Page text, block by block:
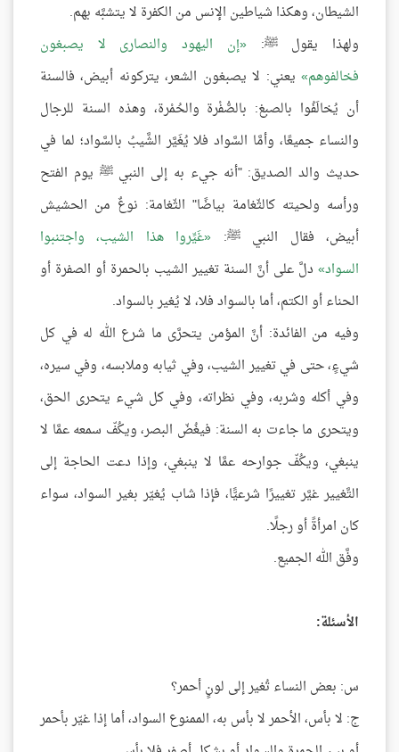
الشيطان، وهكذا شياطين الإنس من الكفرة لا يتشبَّه بهم.
ولهذا يقول ﷺ: إن اليهود والنصارى لا يصبغون
فخالفوهم يعني: لا يصبغون الشعر، يتركونه أبيض، فالسنة
أن يُخالَفُوا بالصبغ: بالصُّفْرة والحُمْرة، وهذه السنة للرجال
والنساء جميعًا، وأمَّا السَّواد فلا يُغَيَّر الشَّيبُ بالسَّواد؛ لما في
حديث والد الصديق: "أنه جيء به إلى النبي ﷺ يوم الفتح
ورأسه ولحيته كالثّغامة بياضًا" الثّغامة: نوعٌ من الحشيش
أبيض، فقال النبي ﷺ:
غَيِّروا هذا الشيب، واجتنبوا
السواد دلَّ على أنَّ السنة تغيير الشيب بالحمرة أو الصفرة أو
الحناء أو الكتم، أما بالسواد فلا، لا يُغير بالسواد.
وفيه من الفائدة: أنَّ المؤمن يتحرَّى ما شرع الله له في كل
شيءٍ، حتى في تغيير الشيب، وفي ثيابه وملابسه، وفي سيره،
وفي أكله وشربه، وفي نظراته، وفي كل شيء يتحرى الحق،
ويتحرى ما جاءت به السنة: فيغُضّ البصر، ويكُفّ سمعه عمَّا لا
ينبغي، ويكُفّ جوارحه عمَّا لا ينبغي، وإذا دعت الحاجة إلى
التَّغيير غيَّر تغييرًا شرعيًّا، فإذا شاب يُغيّر بغير السواد، سواء
كان امرأةً أو رجلًا.
وفَّق الله الجميع.
الأسئلة:
س: بعض النساء تُغير إلى لونٍ أحمر؟
ج: لا بأس، الأحمر لا بأس به، الممنوع السواد، أما إذا غيّر بأحمر